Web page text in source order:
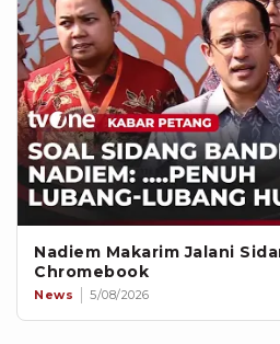
Nadiem Makarim Jalani
Chromebook
News 5/08/2026